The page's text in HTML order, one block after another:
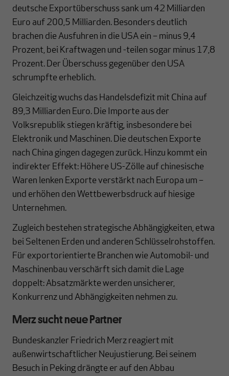
deutsche Exportüberschuss sank um 42 Milliarden
Euro auf 200,5 Milliarden. Besonders deutlich
brachen die Ausfuhren in die USA ein – minus 9,4
Prozent, bei Kraftwagen und -teilen sogar minus 17,8
Prozent. Der Überschuss gegenüber den USA
schrumpfte erheblich.
Gleichzeitig wuchs das Handelsdefizit mit China auf
89,3 Milliarden Euro. Die Importe aus der
Volksrepublik stiegen kräftig, insbesondere bei
Elektronik und Maschinen. Die deutschen Exporte
nach China gingen dagegen zurück. Hinzu kommt ein
indirekter Effekt: Höhere US-Zölle auf chinesische
Waren lenken Exporte verstärkt nach Europa um –
und erhöhen den Wettbewerbsdruck auf hiesige
Unternehmen.
Zugleich bestehen strategische Abhängigkeiten, etwa
bei Seltenen Erden und anderen Schlüsselrohstoffen.
Für exportorientierte Branchen wie Automobil- und
Maschinenbau verschärft sich damit die Lage
doppelt: Absatzmärkte werden unsicherer,
Konkurrenz und Abhängigkeiten nehmen zu.
Merz sucht neue Partner
Bundeskanzler Friedrich Merz reagiert mit
außenwirtschaftlicher Neujustierung. Bei seinem
Besuch in Peking drängte er auf den Abbau